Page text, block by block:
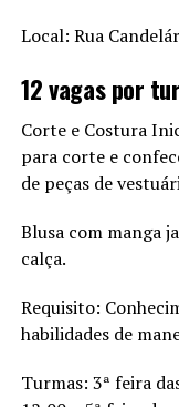
Local: Rua
12 vagas por
Corte e Costura
para corte e
de peças de
Blusa com manga
calça.
Requisito:
habilidades de
Turmas: 3ª feira